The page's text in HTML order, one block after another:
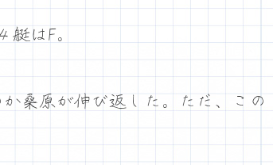
はF。
桑原が伸び返した。ただ、この